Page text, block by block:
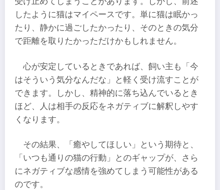
したように猫はマイペースです。単に猫は眠かっ
たり、静かに過ごしたかったり、そのときの気分
で距離を取りたかっただけかもしれません。
心が安定しているときであれば、飼い主も「今
はそういう気分なんだな」と軽く受け流すことが
できます。しかし、精神的に落ち込んでいるとき
ほど、人は相手の反応をネガティブに解釈しやす
くなります。
その結果、「癒やしてほしい」という期待と、
「いつも通りの猫の行動」とのギャップが、さら
にネガティブな感情を強めてしまう可能性がある
のです。